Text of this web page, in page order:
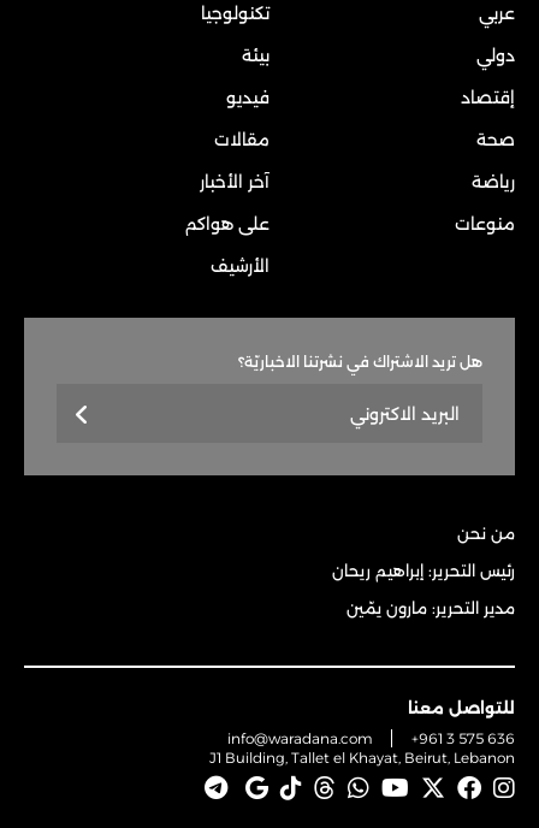
عربي
دولي
إقتصاد
صحة
رياضة
منوعات
تكنولوجيا
بيئة
فيديو
مقالات
آخر الأخبار
على هواكم
الأرشيف
هل تريد الاشتراك في نشرتنا الاخباريّة؟
من نحن
رئيس التحرير: إبراهيم ريحان
مدير التحرير: مارون يمّين
للتواصل معنا
info@waradana.com
+961 3 575 636
J1 Building, Tallet el Khayat, Beirut, Lebanon